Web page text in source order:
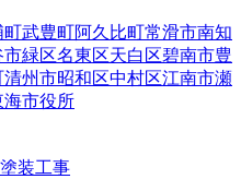
町武豊町阿久比町常滑市南知
市緑区名東区天白区碧南市豊
清州市昭和区中村区江南市瀬
海市役所